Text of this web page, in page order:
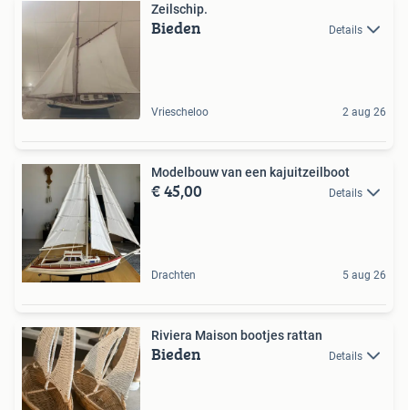
Zeilschip.
Bieden Details
Vriescheloo 2 aug 26
Modelbouw van een kajuitzeilboot
€ 45,00 Details
Drachten 5 aug 26
Riviera Maison bootjes rattan
Bieden Details